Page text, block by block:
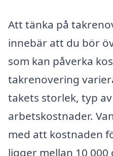
Att tänka på
innebär att du bör
som kan påverka
takrenovering
takets storlek, typ
arbetskostnader.
med att kostnaden
ligger mellan 10 000